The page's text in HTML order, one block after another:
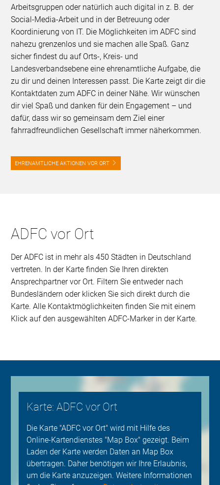
Arbeitsgruppen oder natürlich auch digital in z. B. der
Social-Media-Arbeit und in der Betreuung oder
Koordinierung von IT. Die Möglichkeiten im ADFC sind
nahezu grenzenlos und sie machen alle Spaß. Ganz
sicher findest du auf Orts-, Kreis- und
Landesverbandsebene eine ehrenamtliche Aufgabe, die
zu dir und deinen Interessen passt. Die Karte zeigt dir die
Kontaktdaten zum ADFC in deiner Nähe. Wir wünschen
dir viel Spaß und danken für dein Engagement – und
dafür, dass wir so gemeinsam dem Ziel einer
fahrradfreundlichen Gesellschaft immer näherkommen.
EHRENAMTLICHE AKTIONEN VOR ORT
ADFC vor Ort
Der ADFC ist in mehr als 450 Städten in Deutschland
vertreten. In der Karte finden Sie Ihren direkten
Ansprechpartner vor Ort. Filtern Sie entweder nach
Bundesländern oder klicken Sie sich direkt durch die
Karte. Alle Kontaktmöglichkeiten finden Sie mit einem
Klick auf den ausgewählten ADFC-Marker in der Karte.
Karte: ADFC vor Ort
Die Karte "ADFC vor Ort" wird mit Hilfe des
Online-Kartendienstes "Map Box" gezeigt. Beim
Laden der Karte werden Daten an Map Box
übertragen. Daher benötigen wir Ihre Erlaubnis,
um die Karte anzuzeigen. Weitere Informationen